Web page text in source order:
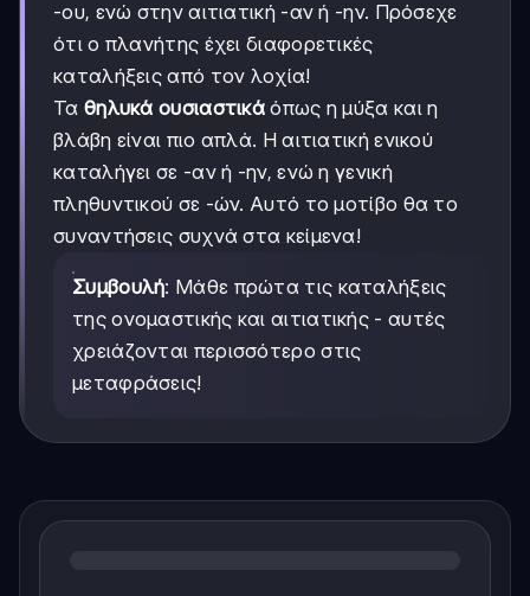
-ου, ενώ στην αιτιατική -αν ή -ην. Πρόσεχε
ότι ο πλανήτης έχει διαφορετικές
καταλήξεις από τον λοχία!
Τα θηλυκά ουσιαστικά όπως η μύξα και η
βλάβη είναι πιο απλά. Η αιτιατική ενικού
καταλήγει σε -αν ή -ην, ενώ η γενική
πληθυντικού σε -ών. Αυτό το μοτίβο θα το
συναντήσεις συχνά στα κείμενα!
Συμβουλή: Μάθε πρώτα τις καταλήξεις
της ονομαστικής και αιτιατικής - αυτές
χρειάζονται περισσότερο στις
μεταφράσεις!